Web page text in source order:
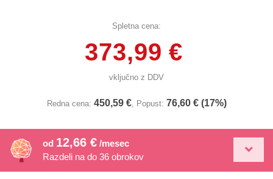
Spletna cena:
373,99 €
vključno z DDV
Redna cena: 450,59 €, Popust: 76,60 € (17%)
od 12,66 € /mesec
Razdeli na do 36 obrokov